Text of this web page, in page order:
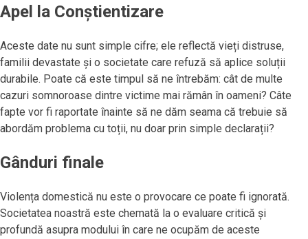
Apel la Conștientizare
Aceste date nu sunt simple cifre; ele reflectă vieți distruse,
familii devastate și o societate care refuză să aplice soluții
durabile. Poate că este timpul să ne întrebăm: cât de multe
cazuri somnoroase dintre victime mai rămân în oameni? Câte
fapte vor fi raportate înainte să ne dăm seama că trebuie să
abordăm problema cu toții, nu doar prin simple declarații?
Gânduri finale
Violența domestică nu este o provocare ce poate fi ignorată.
Societatea noastră este chemată la o evaluare critică și
profundă asupra modului în care ne ocupăm de aceste